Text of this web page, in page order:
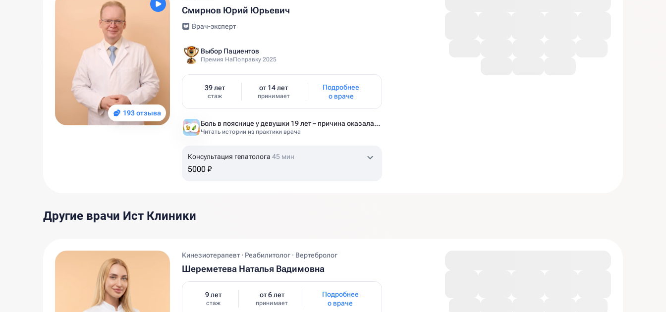
193 отзыва
Смирнов Юрий Юрьевич
Врач-эксперт
Выбор Пациентов
Премия НаПоправку 2025
39 лет
стаж
от 14 лет
принимает
Подробнее
о враче
Боль в пояснице у девушки 19 лет – причина оказалась в желчном пузыре
Читать истории из практики врача
Консультация гепатолога 45 мин
5000 ₽
Другие врачи Ист Клиники
Кинезиотерапевт · Реабилитолог · Вертебролог
Шереметева Наталья Вадимовна
9 лет
стаж
от 6 лет
принимает
Подробнее
о враче